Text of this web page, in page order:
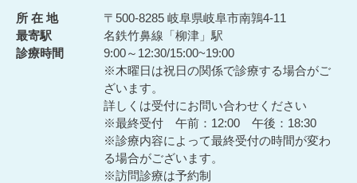
所 在 地
〒500-8285 岐阜県岐阜市南鶉4-11
最寄駅
名鉄竹鼻線「柳津」駅
診療時間
9:00～12:30/15:00~19:00
※木曜日は祝日の関係で診療する場合がご
ざいます。
詳しくは受付にお問い合わせください
※最終受付 午前：12:00 午後：18:30
※診療内容によって最終受付の時間が変わ
る場合がございます。
※訪問診療は予約制